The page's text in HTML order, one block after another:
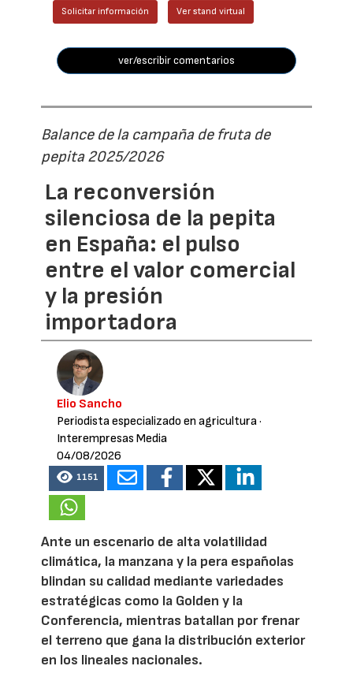
Solicitar información Ver stand virtual
ver/escribir comentarios
Balance de la campaña de fruta de
pepita 2025/2026
La reconversión
silenciosa de la pepita
en España: el pulso
entre el valor comercial
y la presión
importadora
Elio Sancho
Periodista especializado en agricultura·
Interempresas Media
04/08/2026
1151
Ante un escenario de alta volatilidad
climática, la manzana y la pera españolas
blindan su calidad mediante variedades
estratégicas como la Golden y la
Conferencia, mientras batallan por frenar
el terreno que gana la distribución exterior
en los lineales nacionales.